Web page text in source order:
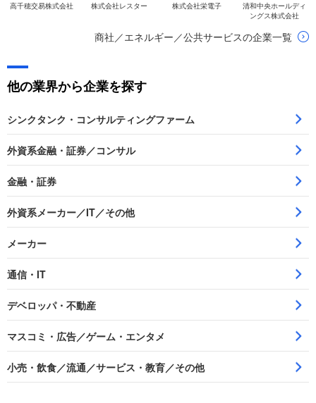
高千穂交易株式会社 株式会社レスター 株式会社栄電子
清和中央ホールディ
ングス株式会社
商社／エネルギー／公共サービスの企業一覧
他の業界から企業を探す
シンクタンク・コンサルティングファーム
外資系金融・証券／コンサル
金融・証券
外資系メーカー／IT／その他
メーカー
通信・IT
デベロッパ・不動産
マスコミ・広告／ゲーム・エンタメ
小売・飲食／流通／サービス・教育／その他